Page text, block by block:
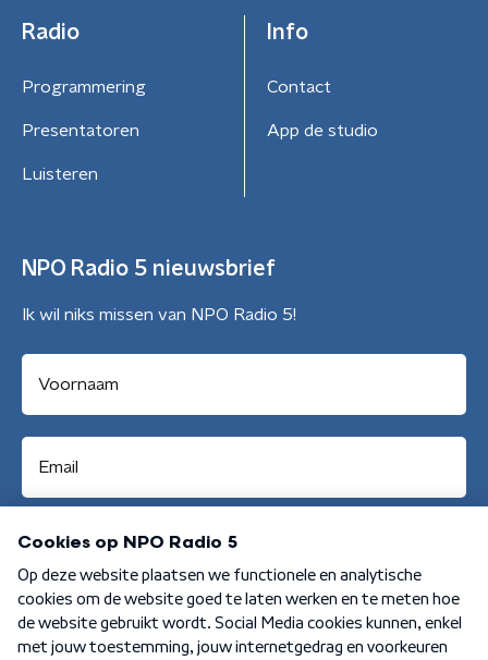
Radio
Programmering
Presentatoren
Luisteren
Info
Contact
App de studio
NPO Radio 5 nieuwsbrief
Ik wil niks missen van NPO Radio 5!
Aanmelden
Algemene voorwaarden